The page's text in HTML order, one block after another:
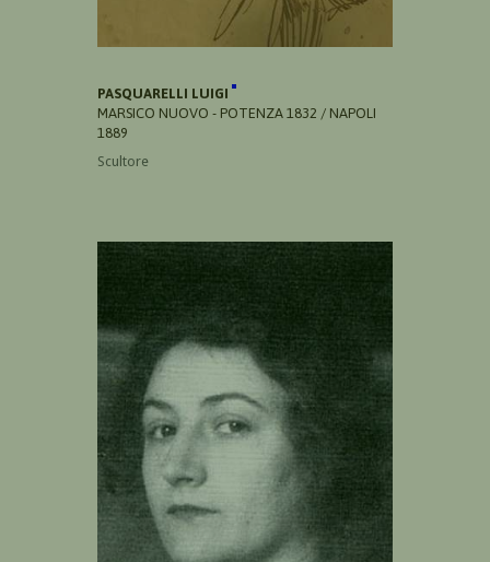
PASQUARELLI LUIGI
MARSICO NUOVO - POTENZA 1832 / NAPOLI
1889
Scultore